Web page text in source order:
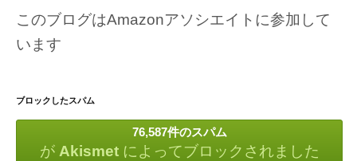
このブログはAmazonアソシエイトに参加して
います
ブロックしたスパム
76,587件のスパム
が Akismetによってブロックされました